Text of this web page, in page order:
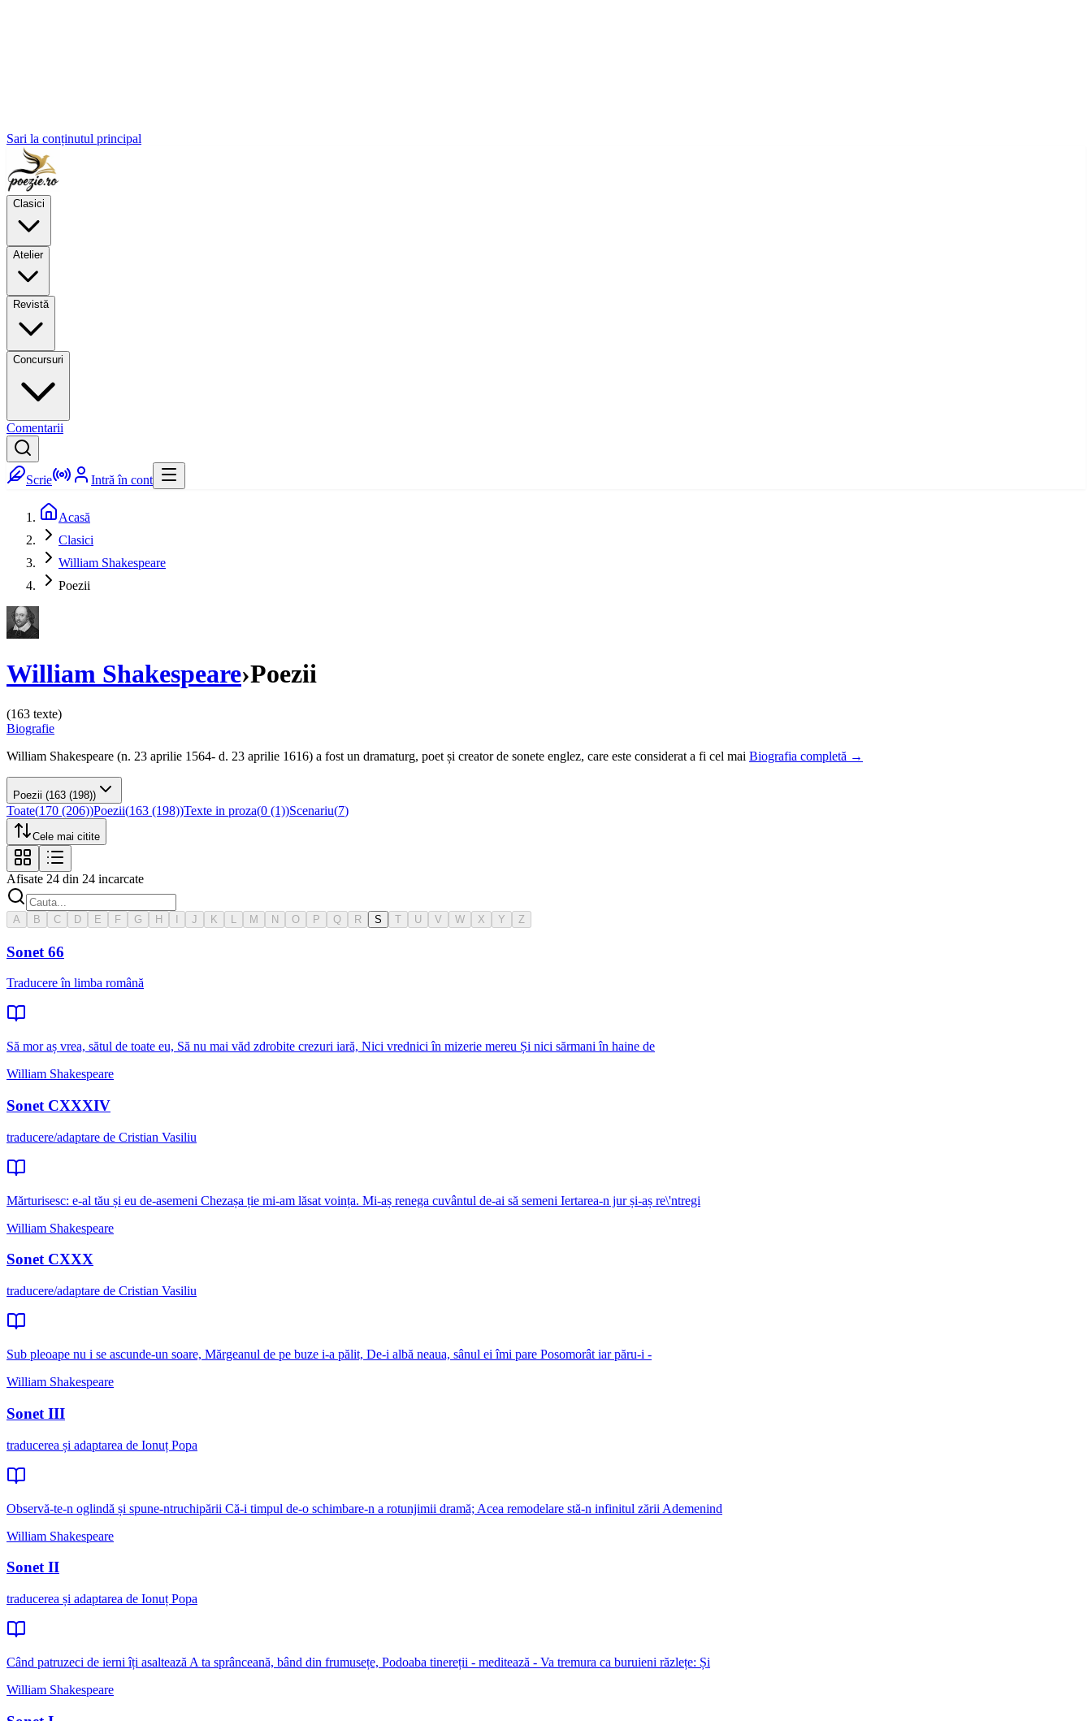
Sari la conținutul principal
Clasici
Atelier
Revistă
Concursuri
Comentarii
Scrie Intră în cont
Acasă
Clasici
William Shakespeare
Poezii
William Shakespeare›Poezii
(163 texte)
Biografie
William Shakespeare (n. 23 aprilie 1564- d. 23 aprilie 1616) a fost un dramaturg, poet și creator de sonete englez, care este considerat a fi cel mai Biografia completă →
Poezii (163 (198))
Toate(170 (206))Poezii(163 (198))Texte in proza(0 (1))Scenariu(7)
Cele mai citite
Afisate 24 din 24 incarcate
A B C D E F G H J K M N O P Q R S T U V W X Y Z
Sonet 66
Traducere în limba română
Să mor aș vrea, sătul de toate eu, Să nu mai văd zdrobite crezuri iară, Nici vrednici în mizerie mereu Și nici sărmani în haine de
William Shakespeare
Sonet CXXXIV
traducere/adaptare de Cristian Vasiliu
Mărturisesc: e-al tău și eu de-asemeni Chezașa ție mi-am lăsat voința. Mi-aș renega cuvântul de-ai să semeni Iertarea-n jur și-aș re\'ntregi
William Shakespeare
Sonet CXXX
traducere/adaptare de Cristian Vasiliu
Sub pleoape nu i se ascunde-un soare, Mărgeanul de pe buze i-a pălit, De-i albă neaua, sânul ei îmi pare Posomorât iar păru-i -
William Shakespeare
Sonet III
traducerea și adaptarea de Ionuț Popa
Observă-te-n oglindă și spune-ntruchipării Că-i timpul de-o schimbare-n a rotunjimii dramă; Acea remodelare stă-n infinitul zării Ademenind
William Shakespeare
Sonet II
traducerea și adaptarea de Ionuț Popa
Când patruzeci de ierni îți asaltează A ta sprânceană, bând din frumusețe, Podoaba tinereții - meditează - Va tremura ca buruieni răzlețe: Și
William Shakespeare